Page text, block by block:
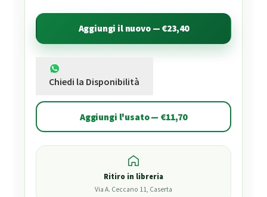
Aggiungi il nuovo — €23,40
Chiedi la Disponibilità
Aggiungi l'usato — €11,70
Ritiro in libreria
Via A. Ceccano 11, Caserta